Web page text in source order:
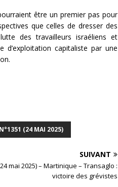
être un premier pas pour
que celles de dresser des
des travailleurs israéliens et
d’exploitation capitaliste par une
N°1351 (24 MAI 2025)
SUIVANT
mai 2025) – Martinique – Transaglo :
victoire des grévistes